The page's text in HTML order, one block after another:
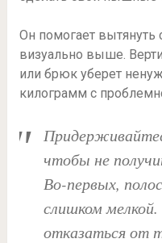
Он помогает вытянуть
визуально выше.
или брюк уберет
килограмм с
чтобы не
Во-первых,
слишком
отказаться от